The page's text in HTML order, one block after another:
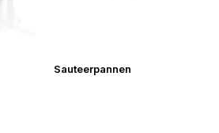
Sauteerpannen